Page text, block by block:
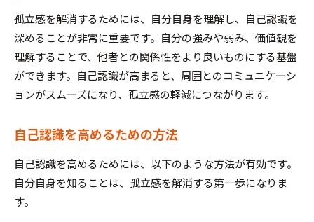
孤立感を解消するためには、自分自身を理解し、自己認識を
深めることが非常に重要です。自分の強みや弱み、価値観を
理解することで、他者との関係性をより良いものにする基盤
ができます。自己認識が高まると、周囲とのコミュニケーシ
ョンがスムーズになり、孤立感の軽減につながります。
自己認識を高めるための方法
自己認識を高めるためには、以下のような方法が有効です。
自分自身を知ることは、孤立感を解消する第一歩になりま
す。